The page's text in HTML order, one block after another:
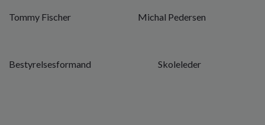
Tommy Fischer Michal Pedersen
Bestyrelsesformand Skoleleder